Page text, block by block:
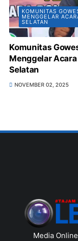
KOMUNITAS
MENGGELAR
SELATAN
Komunitas
Menggelar Acara
Selatan
NOVEMBER 02, 2025
Media